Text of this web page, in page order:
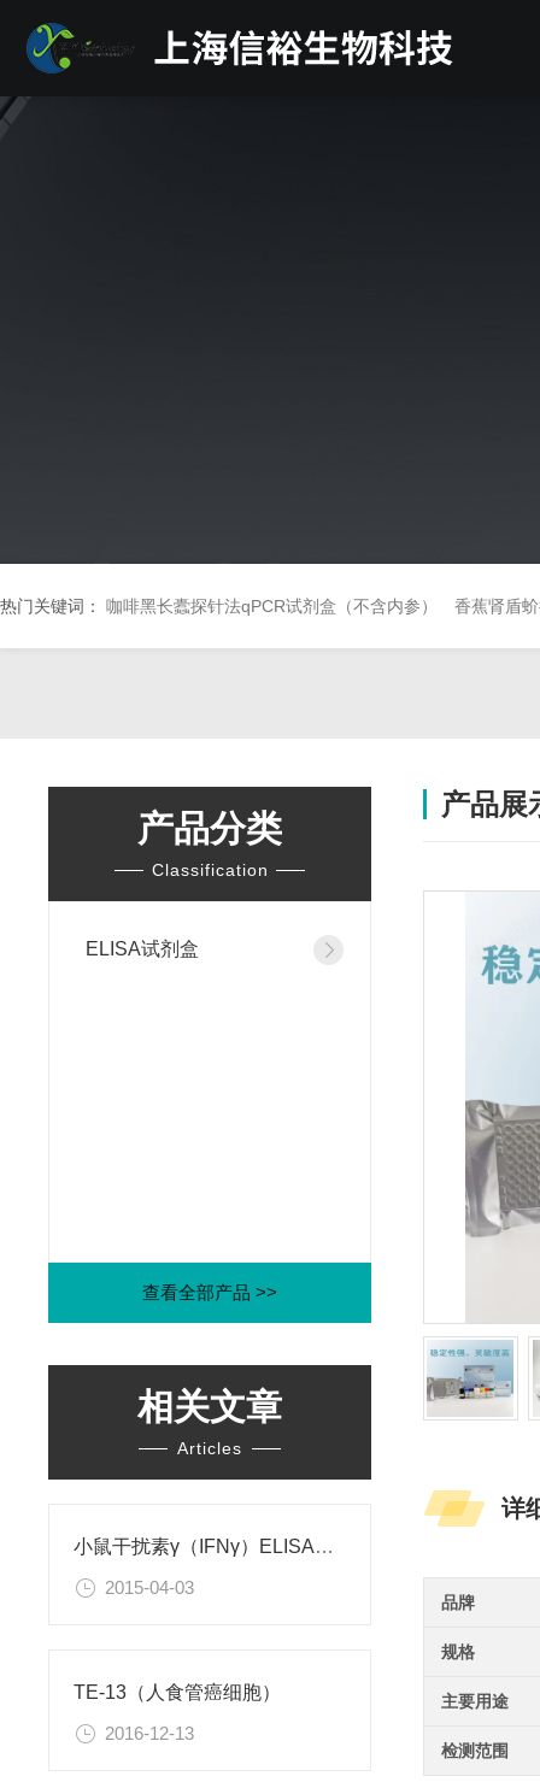
热门关键词： 咖啡黑长蠹探针法qPCR试剂盒（不含内参） 香蕉肾盾
产品分类
Classification
ELISA试剂盒
查看全部产品 >>
相关文章
Articles
小鼠干扰素γ（IFNγ）ELISA试剂盒
2015-04-03
TE-13（人食管癌细胞）
2016-12-13
产品展
详
品牌
规格
主要用途
检测范围